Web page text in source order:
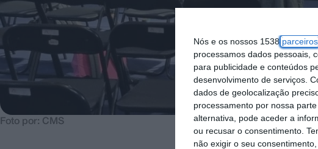
Nós e os nossos 1538parceiros
processamos dados pessoais,
para publicidade e conteúdos
desenvolvimento de serviços.
dados de geolocalização
processamento por nossa
alternativa, pode aceder a
ou recusar o consentimento.
não exigir o seu
Foto por: CMS